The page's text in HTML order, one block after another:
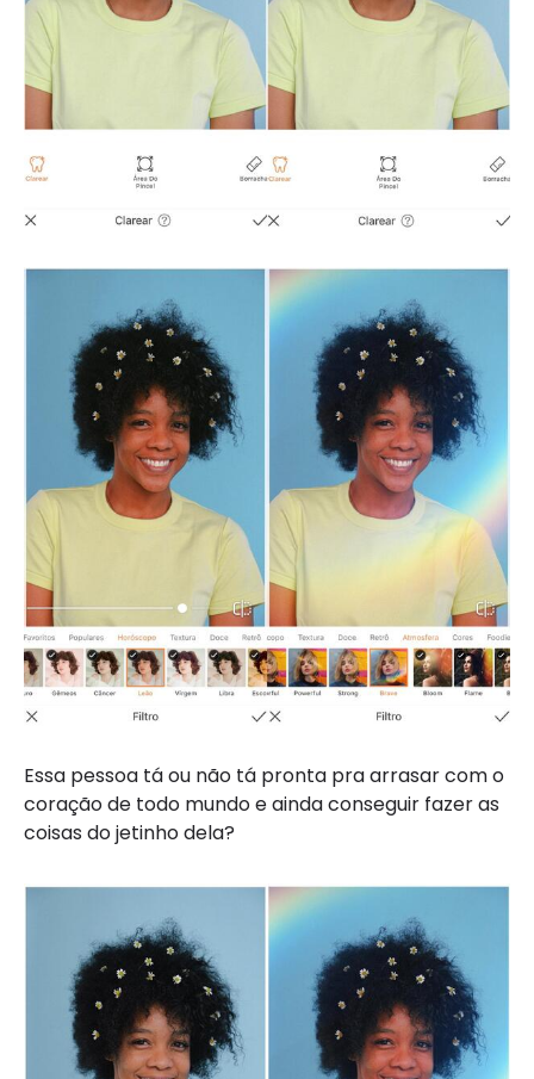
Essa pessoa tá ou não tá pronta pra arrasar com o
coração de todo mundo e ainda conseguir fazer as
coisas do jetinho dela?